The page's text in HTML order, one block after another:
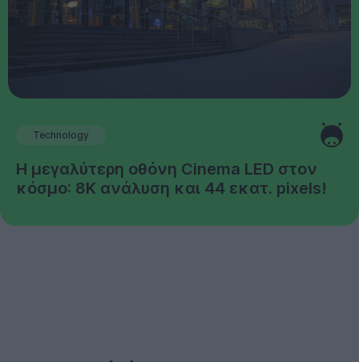
Technology
Η μεγαλύτερη οθόνη Cinema LED στον
κόσμο: 8K ανάλυση και 44 εκατ. pixels!